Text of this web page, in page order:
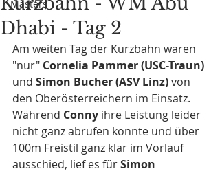
Masters
Dhabi - Tag 2
Am weiten Tag der Kurzbahn waren
"nur" Cornelia Pammer (USC-Traun)
und Simon Bucher (ASV Linz) von
den Oberösterreichern im Einsatz.
Während Conny ihre Leistung leider
nicht ganz abrufen konnte und über
100m Freistil ganz klar im Vorlauf
ausschied, lief es für Simon